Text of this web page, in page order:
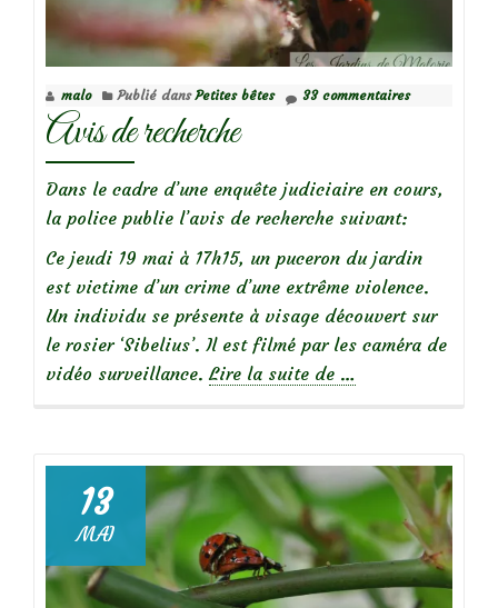
malo Publié dansPetites bêtes 33 commentaires
Avis de recherche
Dans le cadre d’une enquête judiciaire en cours,
la police publie l’avis de recherche suivant:
Ce jeudi 19 mai à 17h15, un puceron du jardin
est victime d’un crime d’une extrême violence.
Un individu se présente à visage découvert sur
le rosier ‘Sibelius’. Il est filmé par les caméra de
vidéo surveillance. Lire la suite de à
recherche
…
13
MAI